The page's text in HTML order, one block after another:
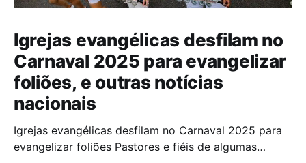
Igrejas evangélicas desfilam no
Carnaval 2025 para evangelizar
foliões, e outras notícias
nacionais
Igrejas evangélicas desfilam no Carnaval 2025 para
evangelizar foliões Pastores e fiéis de algumas